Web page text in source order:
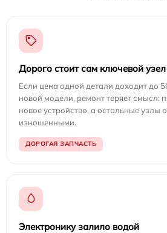
Дорого стоит сам ключевой узел
Если цена одной детали доходит до
новой модели, ремонт теряет смысл:
новое устройство, а остальные узлы
изношенными.
ДОРОГАЯ ЗАПЧАСТЬ
Электронику залило водой